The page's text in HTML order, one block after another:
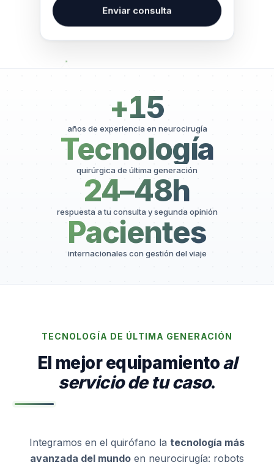
Enviar consulta
+15
años de experiencia en neurocirugía
Tecnología
quirúrgica de última generación
24–48h
respuesta a tu consulta y segunda opinión
Pacientes
internacionales con gestión del viaje
TECNOLOGÍA DE ÚLTIMA GENERACIÓN
El mejor equipamientoal
servicio de tu caso.
Integramos en el quirófano la tecnología más
avanzada del mundo en neurocirugía: robots